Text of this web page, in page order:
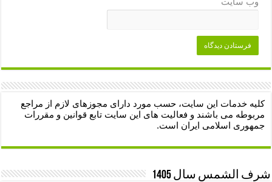
کلیه خدمات این سایت، حسب مورد دارای مجوزهای لازم از مراجع
مربوطه می باشند و فعالیت های این سایت تابع قوانین و مقررات
جمهوری اسلامی ایران است.
شرف الشمس سال 1405